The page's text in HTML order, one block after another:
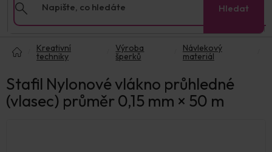
Hledat
Kreativní
techniky
Výroba
šperků
Návlekový
materiál
Stafil Nylonové vlákno průhledné
(vlasec) průměr 0,15 mm × 50 m